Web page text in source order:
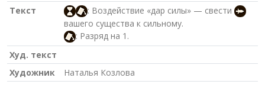
Текст
: Воздействие «дар силы» — свести
вашего существа к сильному.
: Разряд на 1.
Худ. текст
Художник
Наталья Козлова